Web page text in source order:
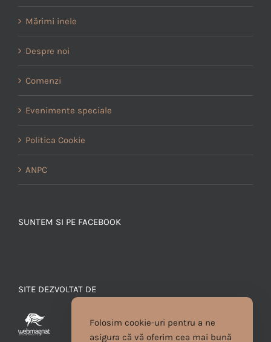
Mărimi inele
Despre noi
Comenzi
Evenimente speciale
Politica Cookie
ANPC
SUNTEM SI PE FACEBOOK
SITE DEZVOLTAT DE
Folosim cookie-uri pentru a ne
asigura că vă oferim cea mai bună